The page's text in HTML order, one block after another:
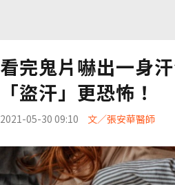
看完鬼片嚇出一身
「盜汗」更恐怖！
2021-05-30 09:10 文／張安華醫師